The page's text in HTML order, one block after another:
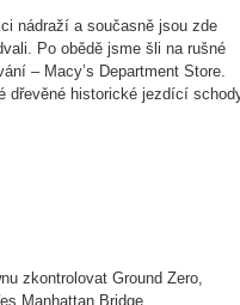
nádraží a současně jsou zde
Po obědě jsme šli na rušné
– Macy’s Department Store.
dřevěné historické jezdící
zkontrolovat Ground Zero,
Manhattan Bridge.